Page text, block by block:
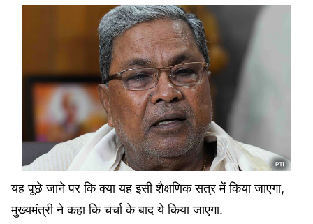
यह पूछे जाने पर कि क्या यह इसी शैक्षणिक सत्र में किया जाएगा,
मुख्यमंत्री ने कहा कि चर्चा के बाद ये किया जाएगा.